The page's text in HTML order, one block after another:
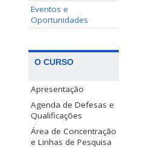
Eventos e
Oportunidades
O CURSO
Apresentação
Agenda de Defesas e
Qualificações
Área de Concentração
e Linhas de Pesquisa